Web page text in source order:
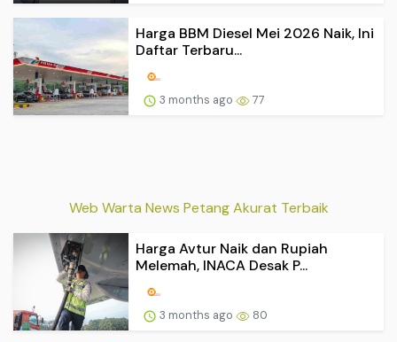
Harga BBM Diesel Mei 2026 Naik, Ini
Daftar Terbaru...
3 months ago 77
Web Warta News Petang Akurat Terbaik
Harga Avtur Naik dan Rupiah
Melemah, INACA Desak P...
3 months ago 80